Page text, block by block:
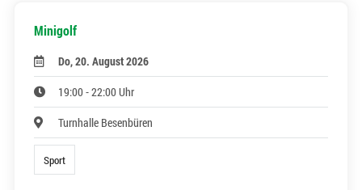
Minigolf
Do, 20. August 2026
19:00 - 22:00 Uhr
Turnhalle Besenbüren
Sport